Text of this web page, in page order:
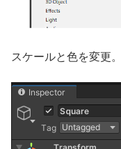
スケールと色を変更